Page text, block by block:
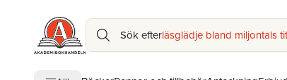
Sök efterläsglädje bland miljontals